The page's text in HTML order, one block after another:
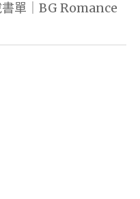
書單｜BG Romance